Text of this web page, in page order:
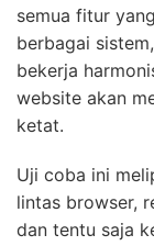
semua fitur
berbagai
bekerja
website akan
ketat.
Uji coba ini
lintas browser,
dan tentu saja